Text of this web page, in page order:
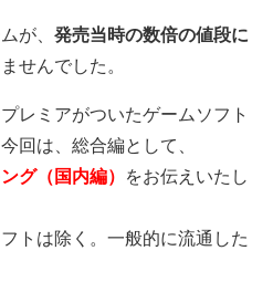
が、 発売当時の数倍の値段に
せんでした。
レミアがついたゲームソフト
回は、総合編として、
グ（国内編）
をお伝えいたし
トは除く。一般的に流通した